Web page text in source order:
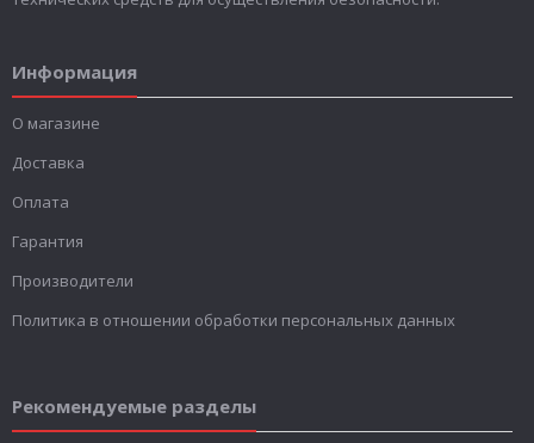
Информация
О магазине
Доставка
Оплата
Гарантия
Производители
Политика в отношении обработки персональных данных
Рекомендуемые разделы